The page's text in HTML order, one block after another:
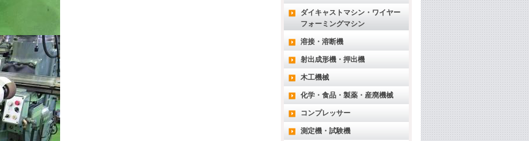
ダイキャストマシン・ワイヤー
フォーミングマシン
溶接・溶断機
射出成形機・押出機
木工機械
化学・食品・製薬・産廃機械
コンプレッサー
測定機・試験機